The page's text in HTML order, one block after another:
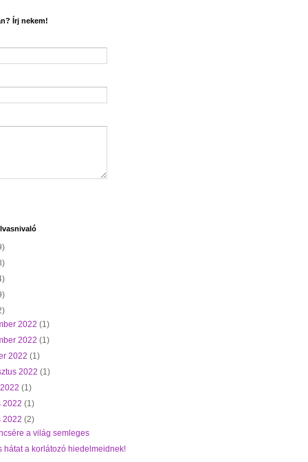
Írj nekem!
2022(1)
2022(1)
2022(1)
2022(1)
(1)
2022(1)
2022(2)
a világ semleges
hátat a korlátozó hiedelmeidnek!